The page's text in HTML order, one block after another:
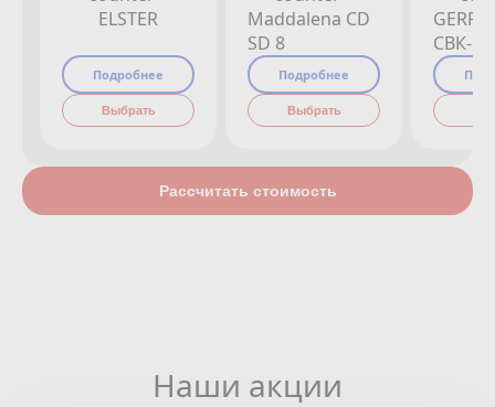
ELSTER
Подробнее
Выбрать
Maddalena CD
SD 8
Подробнее
Выбрать
СВК-
Рассчитать стоимость
Наши акции